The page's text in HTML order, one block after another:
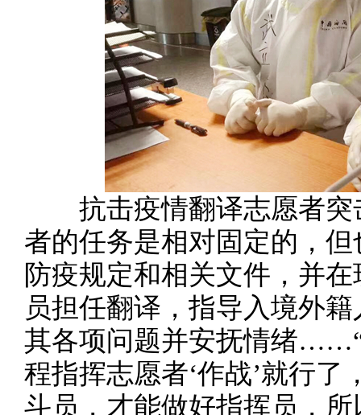
抗击疫情翻译志愿者突
者的任务是相对固定的，
防疫规定和相关文件，并
员担任翻译，指导入境外
其各项问题并安抚情绪
程指挥志愿者‘作战’就行
斗员，才能做好指挥员，